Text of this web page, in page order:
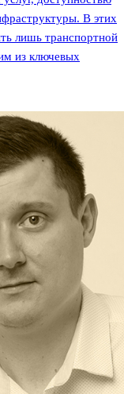
В этих
лишь транспортной
из ключевых